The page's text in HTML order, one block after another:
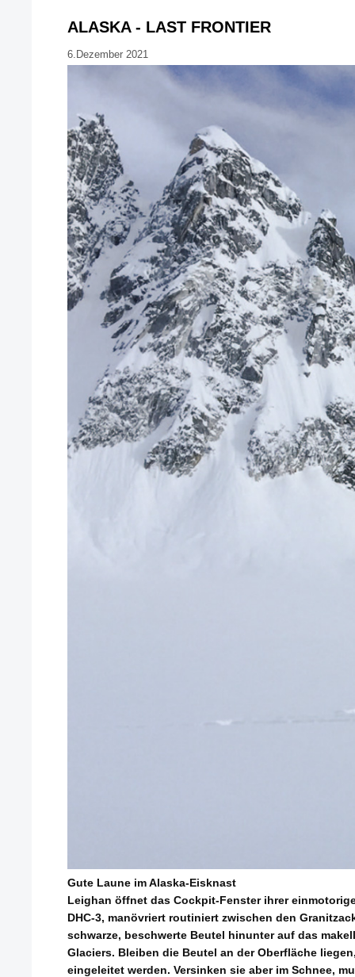
ALASKA - LAST FRONTIER
6.Dezember 2021
Gute Laune im Alaska-Eisknast
Leighan öffnet das Cockpit-Fenster ihrer
DHC-3, manövriert routiniert zwischen den
schwarze, beschwerte Beutel hinunter auf das
Glaciers. Bleiben die Beutel an der Oberfläche
eingeleitet werden. Versinken sie aber im Schnee,